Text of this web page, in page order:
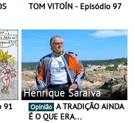
TOM VITOÍN - Episódio 97
91
Henrique Saraiva
Opinião
É O QUE ERA…